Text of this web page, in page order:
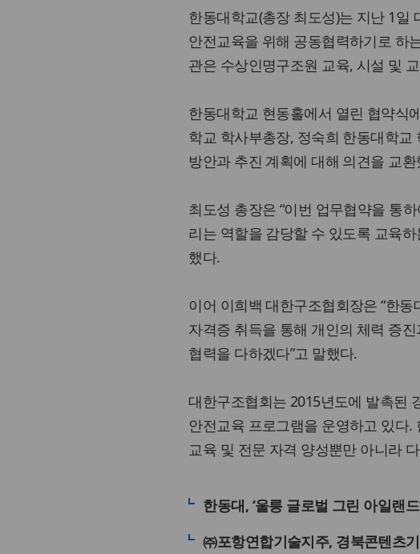
한동대학교(총장 최도성)는 지난 1일
안전교육을 위해 공동협력하기로 하
관은 수상인명구조원 교육, 시설 및
한동대학교 현동홀에서 열린 협약식
학교 학사부총장, 정숙희 한동대학
방안과 추진 계획에 대해 의견을 교환
최도성 총장은 “이번 업무협약을 통
리는 역할을 감당할 수 있도록 교육
했다.
이어 이희백 대한구조협회장은 “한
자격증 취득을 통해 개인의 체력 증
협력을 다하겠다”고 말했다.
대한구조협회는 2015년도에 발촉된
안전교육 프로그램을 운영하고 있다
교육 및 전문 자격 양성뿐만 아니라
한동대, ‘울릉 글로벌 그린 아일랜
㈜포항연합기술지주, 경북콘텐츠